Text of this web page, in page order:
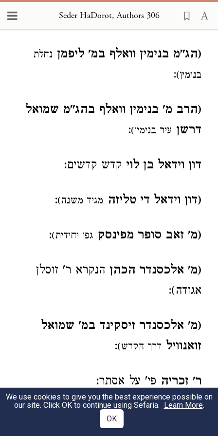
Seder HaDorot, Authors 306
(הג"מ בנימין וואלף במ' ליפמן נחלת
בנימין):
(הרב מ' בנימין וואלף בהג"מ שמואל
דרשן עיר בנימין):
דון וידאל בן לוי קדש קדשים:
(דון וידאל די טליזה מגיד משנה):
(מ' זאב סופר מפינסק גפן יחידית):
(מ' אלכסנדר הכהן הנקרא ר' זוסלן
אגודה):
(מ' אלכסנדר זיסקינד במ' שמואל
זואנוויל דרך הקדש):
ר' זכריה פי' על אסתר:
חתן דמים
We use cookies to give you the best experience possible on
our site. Click OK to continue using Sefaria. Learn More.
OK